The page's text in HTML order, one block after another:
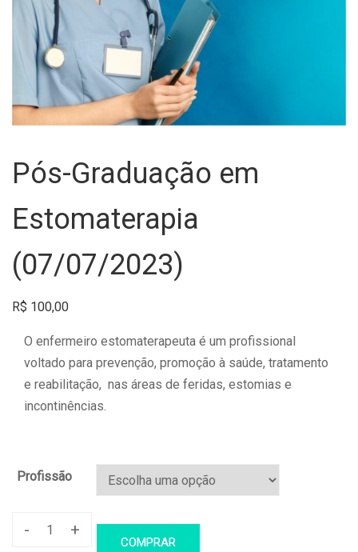
Pós-Graduação em
Estomaterapia
(07/07/2023)
R$ 100,00
O enfermeiro estomaterapeuta é um profissional
voltado para prevenção, promoção à saúde, tratamento
e reabilitação, nas áreas de feridas, estomias e
incontinências.
Profissão
-
Pós-
+
COMPRAR